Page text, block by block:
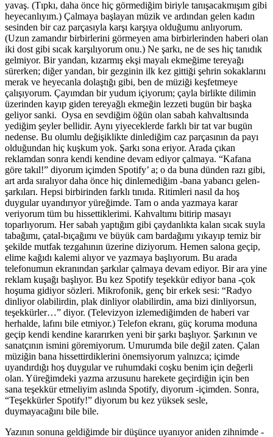
yavaş. (Tıpkı, daha önce hiç görmediğim biriyle tanışacakmışım gibi
heyecanlıyım.) Çalmaya başlayan müzik ve ardından gelen kadın
sesinden bir caz parçasıyla karşı karşıya olduğumu anlıyorum.
(Uzun zamandır birbirlerini görmeyen ama birbirlerinden haberi olan
iki dost gibi sıcak karşılıyorum onu.) Ne şarkı, ne de ses hiç tanıdık
gelmiyor. Bir yandan, kızarmış ekşi mayalı ekmeğime tereyağı
sürerken; diğer yandan, bir gezginin ilk kez gittiği şehrin sokaklarını
merak ve heyecanla dolaştığı gibi, ben de müziği keşfetmeye
çalışıyorum. Çayımdan bir yudum içiyorum; çayla birlikte dilimin
üzerinden kayıp giden tereyağlı ekmeğin lezzeti bugün bir başka
geliyor sanki. Oysa en sevdiğim öğün olan sabah kahvaltısında
yediğim şeyler bellidir. Aynı yiyeceklerde farklı bir tat var bugün
nedense. Bu olumlu değişiklikte dinlediğim caz parçasının da payı
olduğundan hiç kuşkum yok. Şarkı sona eriyor. Arada çıkan
reklamdan sonra kendi kendine devam ediyor çalmaya. “Kafana
göre takıl!” diyorum içimden Spotify’ a; o da buna dünden razı gibi,
art arda sıralıyor daha önce hiç dinlemediğim -bana yabancı gelen-
şarkıları. Hepsi birbirinden farklı tınıda. Ritimleri nasıl da hoş
duygular uyandırıyor yüreğimde. Tam o anda yazmaya karar
veriyorum tüm bu hissettiklerimi. Kahvaltımı bitirip masayı
toparlıyorum. Her sabah yaptığım gibi çaydanlıkta kalan sıcak suyla
tabağımı, çatal-bıçağımı ve büyük cam bardağımı yıkayıp temiz bir
şekilde mutfak tezgahının üzerine diziyorum. Hemen salona geçip,
elime kağıdı kalemi alıyor ve yazmaya başlıyorum. Bu arada
telefonumun ekranından şarkılar çalmaya devam ediyor. Bir ara yine
reklam kuşağı başlıyor. Bu kez Spotify teşekkür ediyor bana -çok
hoşuma gidiyor sözleri. Mikrofonik, genç bir erkek sesi: “Radyo
dinliyor olabilirdin, plak dinliyor olabilirdin, ama bizi dinliyorsun,
teşekkürler…” diyor. (Televizyon izlemediğimden de haberi var
herhalde, lafını bile etmiyor.) Telefon ekranı, güç koruma moduna
geçip kendi kendine kararırken yeni bir şarkı başlıyor. Şarkının ve
sanatçının ismini göremiyorum. Umurumda bile değil zaten. Çalan
müziğin bana hissettirdiklerini önemsiyorum yalnızca; içimde
uyandırdığı hoş duygular ve ruhumdaki coşku benim için değerli
olan. Yüreğimdeki yazma arzusunu harekete geçirdiğin için ben
sana teşekkür etmeliyim aslında Spotify, diyorum -içimden. Sonra,
“Teşekkürler Spotify!” diyorum bu kez yüksek sesle,
duymayacağını bile bile.
Yazının sonuna geldiğimde bir düşünce uyanıyor aniden zihnimde -